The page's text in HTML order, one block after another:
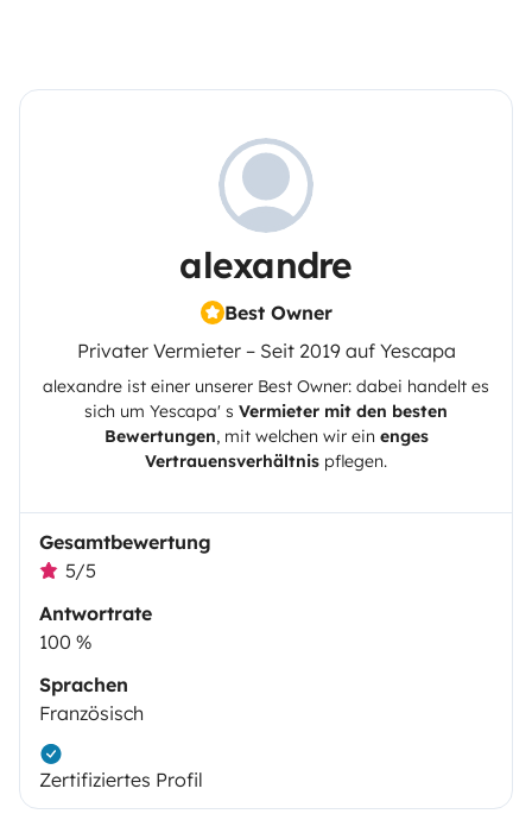
alexandre
Best Owner
Privater Vermieter – Seit 2019 auf Yescapa
alexandre ist einer unserer Best Owner: dabei handelt es
sich um Yescapa' s Vermieter mit den besten
Bewertungen, mit welchen wir ein enges
Vertrauensverhältnis pflegen.
Gesamtbewertung
5/5
Antwortrate
100 %
Sprachen
Französisch
Zertifiziertes Profil